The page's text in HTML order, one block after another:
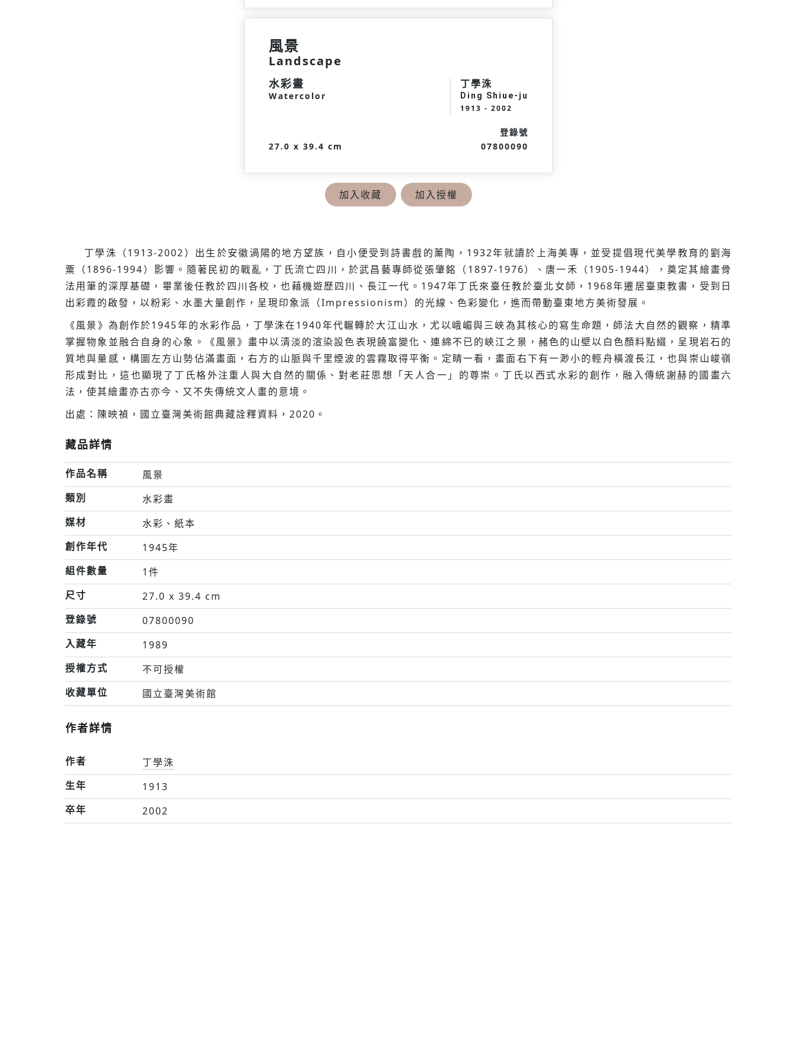
風景
Landscape
水彩畫
Watercolor
丁學洙
Ding Shiue-ju
1913 - 2002
27.0 x 39.4 cm
登錄號
07800090
加入收藏 加入授權
丁學洙（1913-2002）出生於安徽渦陽的地方望族，自小便受到詩書戲的薰陶，1932年就讀於上海美專，並受提倡現代美學教育的劉海
粟（1896-1994）影響。隨著民初的戰亂，丁氏流亡四川，於武昌藝專師從張肇銘（1897-1976）、唐一禾（1905-1944），奠定其繪畫骨
法用筆的深厚基礎，畢業後任教於四川各校，也藉機遊歷四川、長江一代。1947年丁氏來臺任教於臺北女師，1968年遷居臺東教書，受到日
出彩霞的啟發，以粉彩、水墨大量創作，呈現印象派（Impressionism）的光線、色彩變化，進而帶動臺東地方美術發展。
《風景》為創作於1945年的水彩作品，丁學洙在1940年代輾轉於大江山水，尤以峨嵋與三峽為其核心的寫生命題，師法大自然的觀察，精準
掌握物象並融合自身的心象。《風景》畫中以清淡的渲染設色表現饒富變化、連綿不已的峽江之景，赭色的山壁以白色顏料點綴，呈現岩石的
質地與量感，構圖左方山勢佔滿畫面，右方的山脈與千里煙波的雲霧取得平衡。定睛一看，畫面右下有一渺小的輕舟橫渡長江，也與崇山峻嶺
形成對比，這也顯現了丁氏格外注重人與大自然的關係、對老莊思想「天人合一」的尊崇。丁氏以西式水彩的創作，融入傳統謝赫的國畫六
法，使其繪畫亦古亦今、又不失傳統文人畫的意境。
出處：陳映禎，國立臺灣美術館典藏詮釋資料，2020。
藏品詳情
作品名稱
風景
類別
水彩畫
媒材
水彩、紙本
創作年代
1945年
組件數量
1件
尺寸
27.0 x 39.4 cm
登錄號
07800090
入藏年
1989
授權方式
不可授權
收藏單位
國立臺灣美術館
作者詳情
作者
丁學洙
生年
1913
卒年
2002